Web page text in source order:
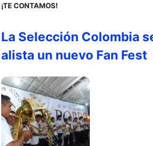
¡TE CONTAMOS!
La Selección Colombia
alista un nuevo Fan Fest